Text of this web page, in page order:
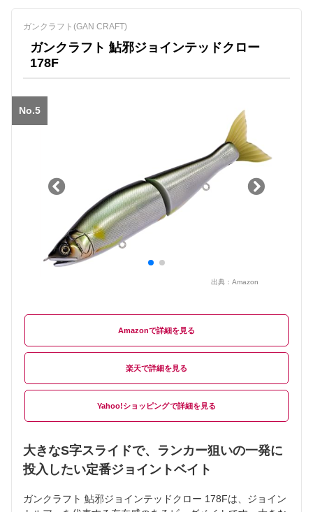
ガンクラフト(GAN CRAFT)
ガンクラフト 鮎邪ジョインテッドクロー
178F
No.5
出典： Amazon
Amazon
楽天
Yahoo!ショッピング
大きなS字スライドで、ランカー狙いの一発に
投入したい定番ジョイントベイト
ガンクラフト 鮎邪ジョインテッドクロー 178Fは、ジョイン